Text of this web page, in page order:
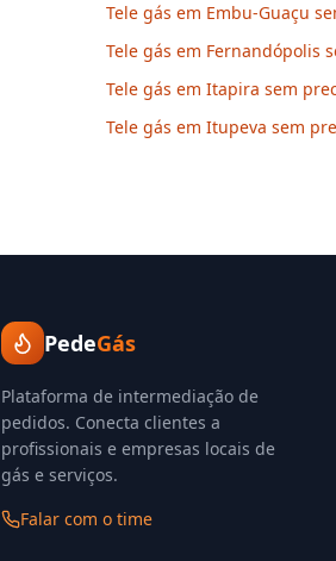
Tele gás em Embu-Guaçu
Tele gás em Fernandópolis
Tele gás em Itapira sem
Tele gás em Itupeva sem
PedeGás
Plataforma de intermediação de
pedidos. Conecta clientes a
profissionais e empresas locais de
gás e serviços.
Falar com o time